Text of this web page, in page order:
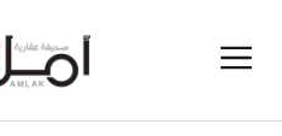
إلى القائمة